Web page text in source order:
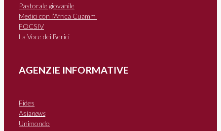
Pastorale giovanile
Medici con l’Africa Cuamm
FOCSIV
La Voce dei Berici
AGENZIE INFORMATIVE
Fides
Asianews
Unimondo